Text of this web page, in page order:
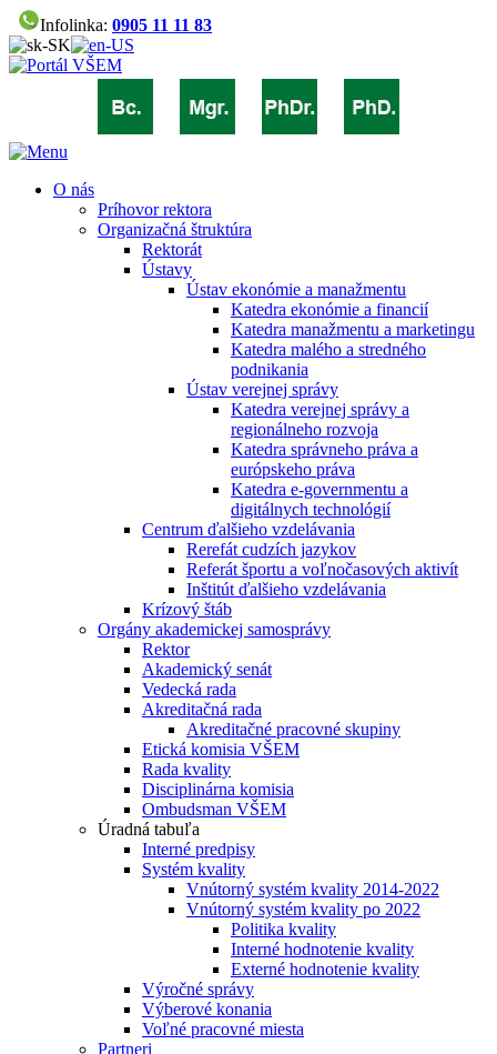
Infolinka: 0905 11 11 83
O nás
Príhovor rektora
Organizačná štruktúra
Rektorát
Ústavy
Ústav ekonómie a manažmentu
Katedra ekonómie a financií
Katedra manažmentu a marketingu
Katedra malého a stredného
podnikania
Ústav verejnej správy
Katedra verejnej správy a
regionálneho rozvoja
Katedra správneho práva a
európskeho práva
Katedra e-governmentu a
digitálnych technológií
Centrum ďalšieho vzdelávania
Rerefát cudzích jazykov
Referát športu a voľnočasových aktivít
Inštitút ďalšieho vzdelávania
Krízový štáb
Orgány akademickej samosprávy
Rektor
Akademický senát
Vedecká rada
Akreditačná rada
Akreditačné pracovné skupiny
Etická komisia VŠEM
Rada kvality
Disciplinárna komisia
Ombudsman VŠEM
Úradná tabuľa
Interné predpisy
Systém kvality
Vnútorný systém kvality 2014-2022
Vnútorný systém kvality po 2022
Politika kvality
Interné hodnotenie kvality
Externé hodnotenie kvality
Výročné správy
Výberové konania
Voľné pracovné miesta
Partneri